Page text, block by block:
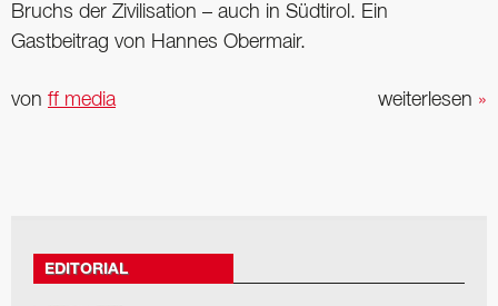
Bruchs der Zivilisation – auch in Südtirol. Ein
Gastbeitrag von Hannes Obermair.
weiterlesen »
von ff media
EDITORIAL